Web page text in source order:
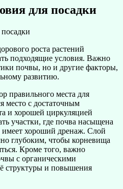
для посадки
роста растений
подходящие условия. Важно
почвы, но и другие факторы,
развитию.
правильного места для
место с достаточным
и хорошей циркуляцией
участки, где почва насыщена
хороший дренаж. Слой
глубоким, чтобы корневища
Кроме того, важно
с органическими
структуры и повышения